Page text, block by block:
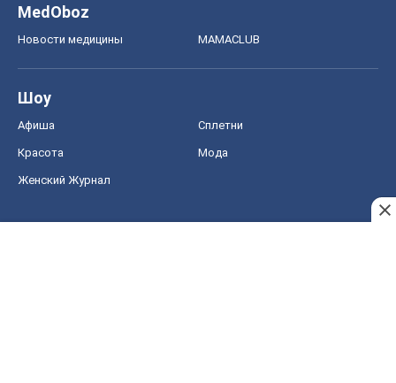
MedOboz
Новости медицины MAMACLUB
Шоу
Афиша Сплетни
Красота Мода
Женский Журнал